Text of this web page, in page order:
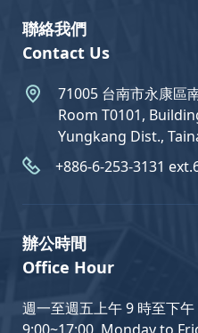
聯絡我們
Contact Us
71005 台南市永康區
Room T0101,
Yungkang Dist.,
+886-6-253-3131
辦公時間
Office Hour
週一至週五上午 9 時至下午